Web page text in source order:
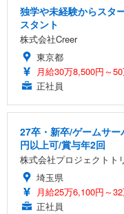
独学や未経験からスタ
スタント
株式会社Creer
東京都
月給30万8,500円～
正社員
27卒・新卒/ゲームサ
円以上可/賞与年2回
株式会社プロジェクトト
埼玉県
月給25万6,100円～
正社員